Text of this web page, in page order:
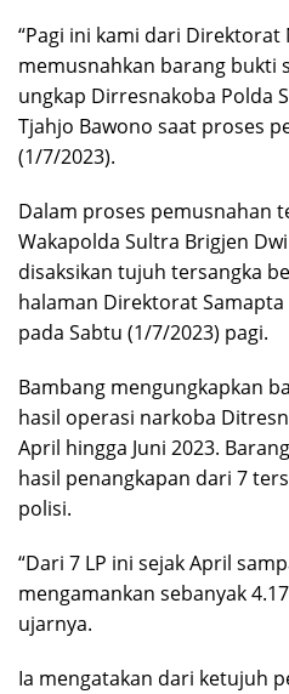
“Pagi ini kami dari Direktorat
memusnahkan barang bukti
ungkap Dirresnakoba Polda
Tjahjo Bawono saat proses
(1/7/2023).
Dalam proses pemusnahan
Wakapolda Sultra Brigjen
disaksikan tujuh tersangka
halaman Direktorat
pada Sabtu (1/7/2023) pagi.
Bambang mengungkapkan
hasil operasi narkoba
April hingga Juni 2023.
hasil penangkapan dari 7
polisi.
“Dari 7 LP ini sejak April
mengamankan sebanyak
ujarnya.
Ia mengatakan dari ketujuh